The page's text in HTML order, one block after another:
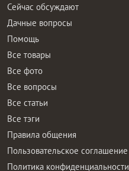
Сейчас обсуждают
Дачные вопросы
Помощь
Все товары
Все фото
Все вопросы
Все статьи
Все тэги
Правила общения
Пользовательское соглашение
Политика конфиденциальности